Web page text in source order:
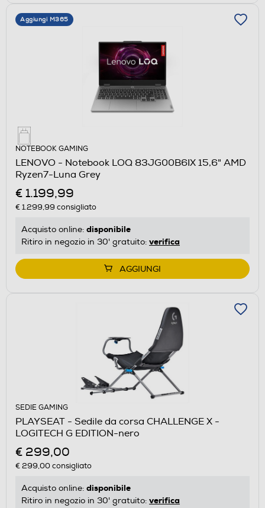
Aggiungi M365
NOTEBOOK GAMING
LENOVO - Notebook LOQ 83JG00B6IX 15,6" AMD
Ryzen7-Luna Grey
€ 1.199,99
€ 1.299,99 consigliato
Acquisto online: disponibile
Ritiro in negozio in 30' gratuito: verifica
AGGIUNGI
SEDIE GAMING
PLAYSEAT - Sedile da corsa CHALLENGE X -
LOGITECH G EDITION-nero
€ 299,00
€ 299,00consigliato
Acquisto online: disponibile
Ritiro in negozio in 30' gratuito: verifica